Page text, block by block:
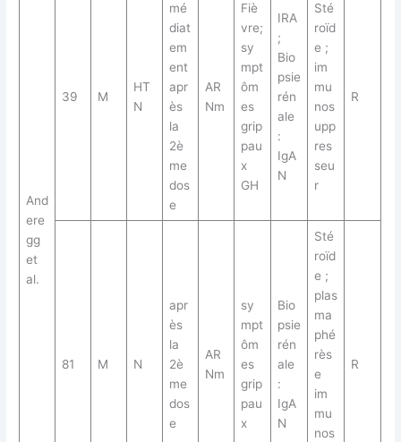
And
ere
gg
et
al.
39 M
HT
N
mé
diat
em
ent
apr
ès
la
2è
me
dos
e
AR
Nm
Fiè
vre;
sy
mpt
ôm
es
grip
pau
x
GH
IRA
;
Bio
psie
rén
ale
:
IgA
N
Sté
roïd
e ;
im
mu
nos
upp
res
seu
r
R
81 M N
apr
ès
la
2è
me
dos
e
AR
Nm
sy
mpt
ôm
es
grip
pau
x
Bio
psie
rén
ale
:
IgA
N
Sté
roïd
e ;
plas
ma
phé
rès
e
im
mu
nos
R